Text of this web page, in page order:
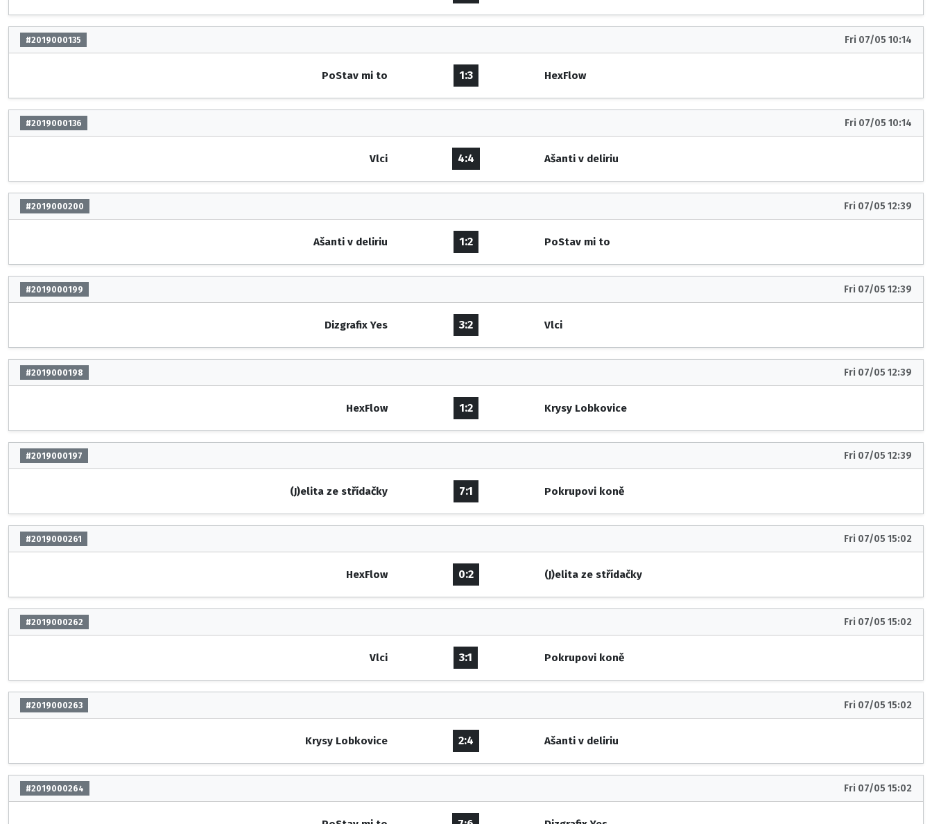
#2019000135 Fri 07/05 10:14
PoStav mi to 1:3 HexFlow
#2019000136 Fri 07/05 10:14
Vlci 4:4 Ašanti v deliriu
#2019000200 Fri 07/05 12:39
Ašanti v deliriu 1:2 PoStav mi to
#2019000199 Fri 07/05 12:39
Dizgrafix Yes 3:2 Vlci
#2019000198 Fri 07/05 12:39
HexFlow 1:2 Krysy Lobkovice
#2019000197 Fri 07/05 12:39
(J)elita ze střídačky 7:1 Pokrupovi koně
#2019000261 Fri 07/05 15:02
HexFlow 0:2 (J)elita ze střídačky
#2019000262 Fri 07/05 15:02
Vlci 3:1 Pokrupovi koně
#2019000263 Fri 07/05 15:02
Krysy Lobkovice 2:4 Ašanti v deliriu
#2019000264 Fri 07/05 15:02